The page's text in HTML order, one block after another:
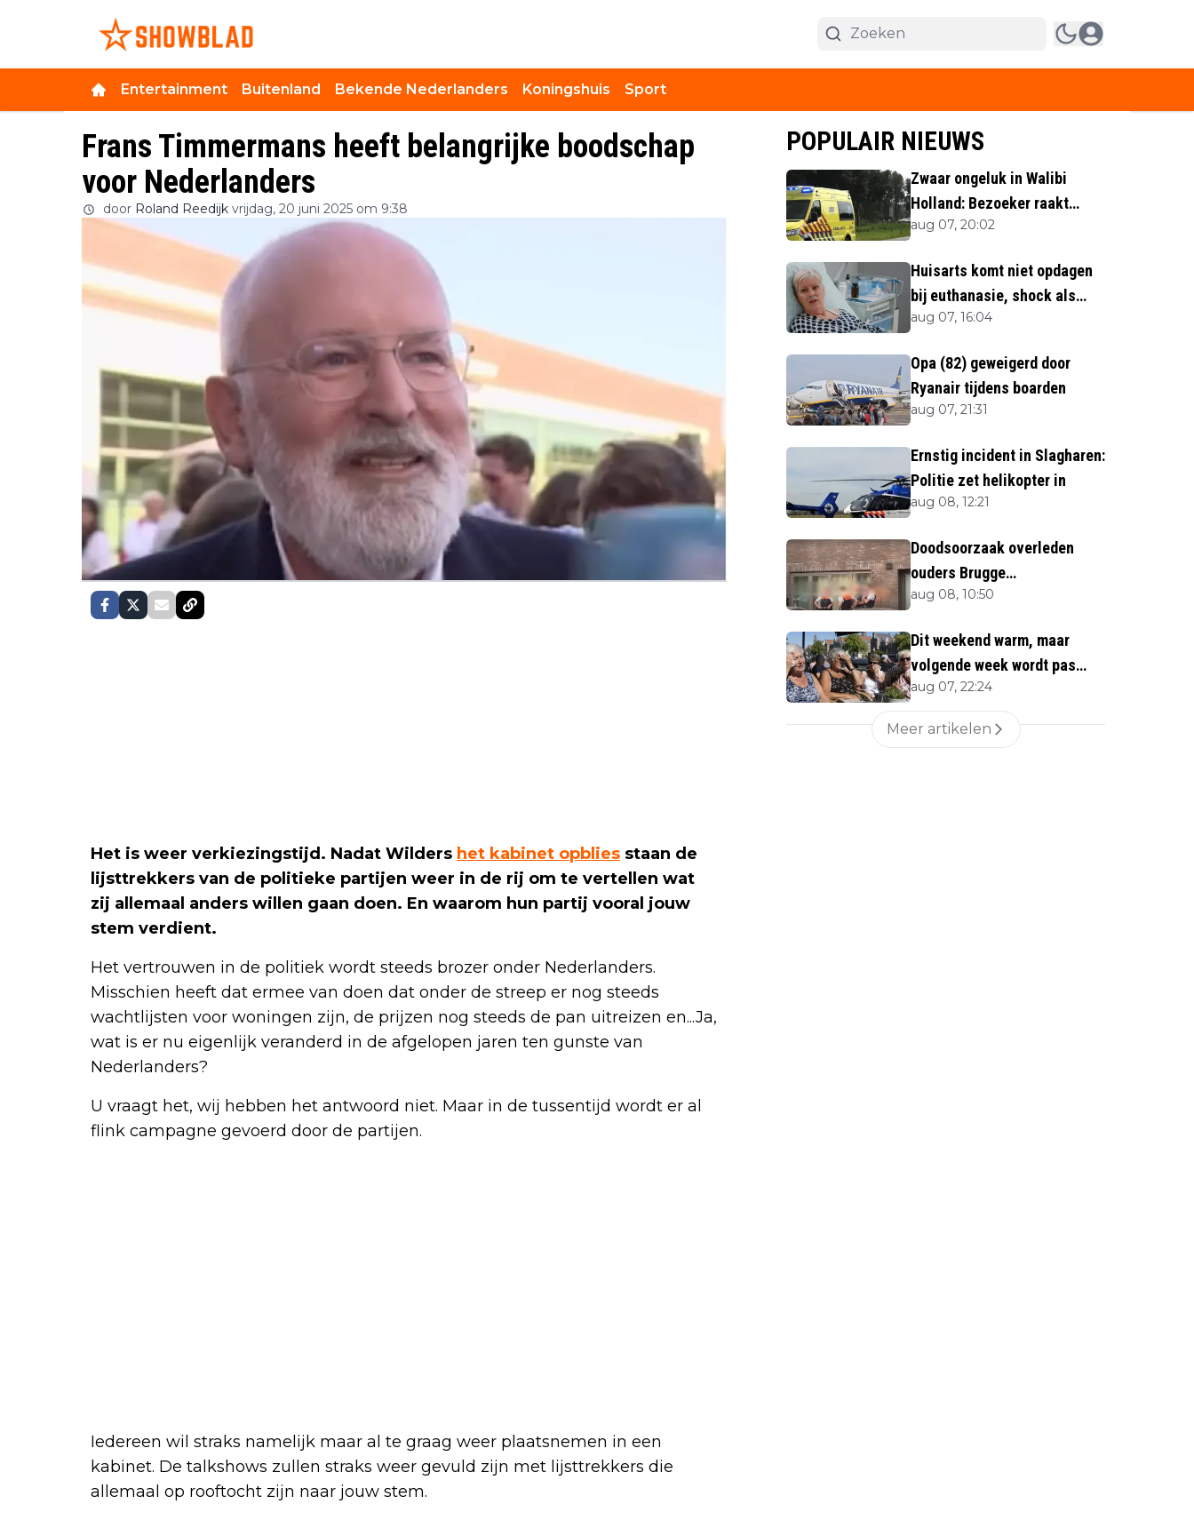
Entertainment Buitenland Bekende Nederlanders Koningshuis Sport
Frans Timmermans heeft belangrijke boodschap
voor Nederlanders
door Roland Reedijk vrijdag, 20 juni 2025 om 9:38
Het is weer verkiezingstijd. Nadat Wilders het kabinet opblies staan de
lijsttrekkers van de politieke partijen weer in de rij om te vertellen wat
zij allemaal anders willen gaan doen. En waarom hun partij vooral jouw
stem verdient.
Het vertrouwen in de politiek wordt steeds brozer onder Nederlanders.
Misschien heeft dat ermee van doen dat onder de streep er nog steeds
wachtlijsten voor woningen zijn, de prijzen nog steeds de pan uitreizen en...Ja,
wat is er nu eigenlijk veranderd in de afgelopen jaren ten gunste van
Nederlanders?
U vraagt het, wij hebben het antwoord niet. Maar in de tussentijd wordt er al
flink campagne gevoerd door de partijen.
Iedereen wil straks namelijk maar al te graag weer plaatsnemen in een
kabinet. De talkshows zullen straks weer gevuld zijn met lijsttrekkers die
allemaal op rooftocht zijn naar jouw stem.
POPULAIR NIEUWS
Zwaar ongeluk in Walibi
Holland: Bezoeker raakt
lichaamsdeel kwijt
aug 07, 20:02
Huisarts komt niet opdagen
bij euthanasie, shock als
blijkt waar ze is
aug 07, 16:04
Opa (82) geweigerd door
Ryanair tijdens boarden
aug 07, 21:31
Ernstig incident in Slagharen:
Politie zet helikopter in
aug 08, 12:21
Doodsoorzaak overleden
ouders Brugge
bekendgemaakt
aug 08, 10:50
Dit weekend warm, maar
volgende week wordt pas
écht heet
aug 07, 22:24
Meer artikelen